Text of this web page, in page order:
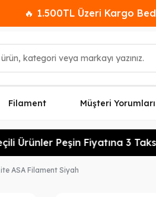
🔥 1.500TL Üzeri Kargo
Filament Müşteri
Ürünler Peşin Fiyatına 3 Taksit
ASA Filament Siyah